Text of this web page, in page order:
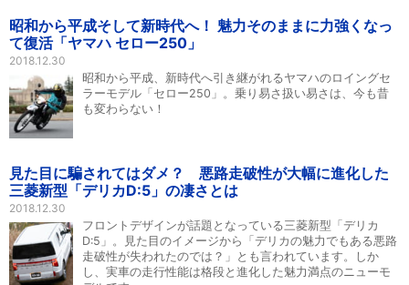
昭和から平成そして新時代へ！ 魅力そのままに力強くなっ
て復活「ヤマハ セロー250」
2018.12.30
昭和から平成、新時代へ引き継がれるヤマハのロイングセ
ラーモデル「セロー250」。乗り易さ扱い易さは、今も昔
も変わらない！
見た目に騙されてはダメ？ 悪路走破性が大幅に進化した
三菱新型「デリカD:5」の凄さとは
2018.12.30
フロントデザインが話題となっている三菱新型「デリカ
D:5」。見た目のイメージから「デリカの魅力でもある悪路
走破性が失われたのでは？」とも言われています。しか
し、実車の走行性能は格段と進化した魅力満点のニューモ